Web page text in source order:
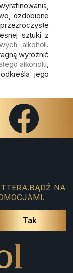
ozdobione
sztuki z
alkoholi.
wyróżnić
alkoholu,
jego
NA